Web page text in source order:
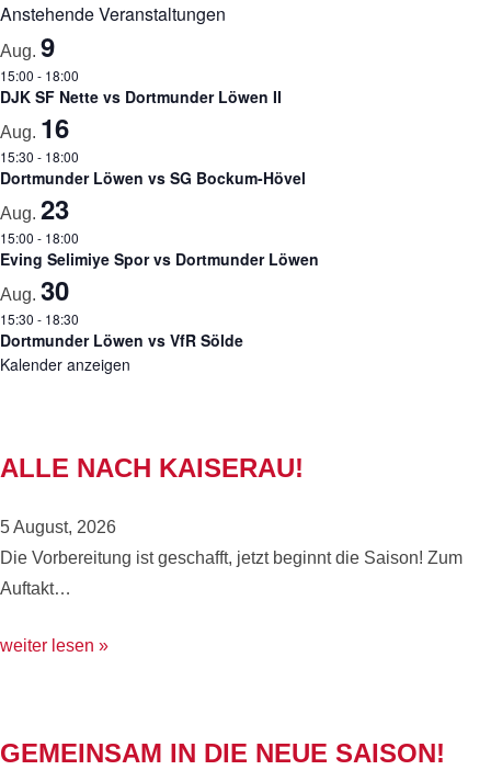
Anstehende Veranstaltungen
Aug. 9
15:00 - 18:00
DJK SF Nette vs Dortmunder Löwen II
Aug. 16
15:30 - 18:00
Dortmunder Löwen vs SG Bockum-Hövel
Aug. 23
15:00 - 18:00
Eving Selimiye Spor vs Dortmunder Löwen
Aug. 30
15:30 - 18:30
Dortmunder Löwen vs VfR Sölde
Kalender anzeigen
ALLE NACH KAISERAU!
5 August, 2026
Die Vorbereitung ist geschafft, jetzt beginnt die Saison! Zum
Auftakt…
weiter lesen »
GEMEINSAM IN DIE NEUE SAISON!